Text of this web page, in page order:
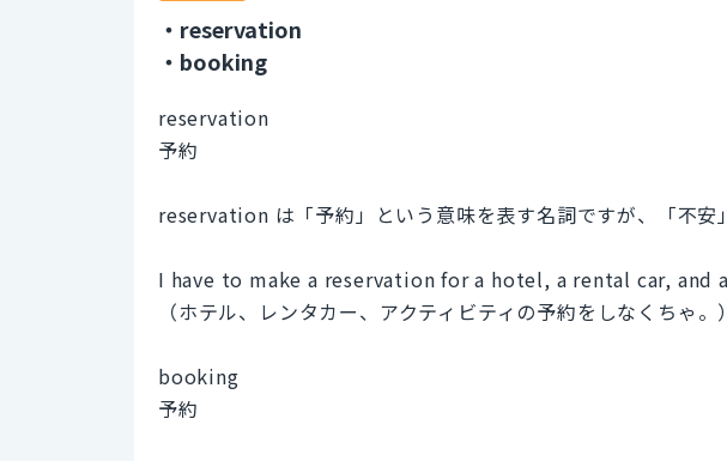
・reservation
・booking
reservation
予約
reservation は「予約」という意味を表す名詞ですが、「不安
I have to make a reservation for a hotel, a rental car, and
（ホテル、レンタカー、アクティビティの予約をしなくちゃ。）
booking
予約